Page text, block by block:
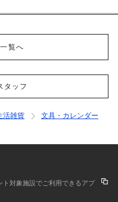
覧へ
タッフ
活雑貨
文具・カレンダー
対象施設でご利用できるアプ